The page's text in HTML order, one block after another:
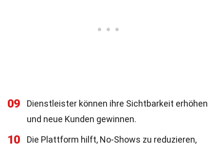
09
Dienstleister können ihre Sichtbarkeit erhöhen
und neue Kunden gewinnen.
10
Die Plattform hilft, No-Shows zu reduzieren,